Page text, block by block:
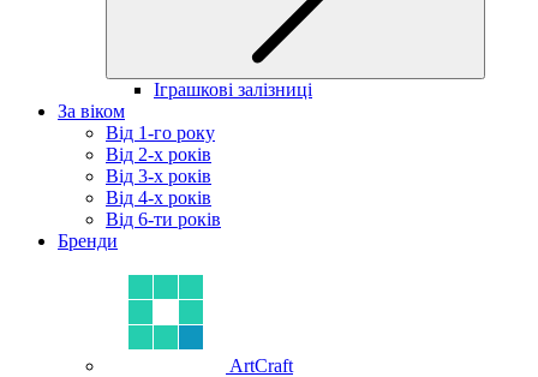
Іграшкові залізниці
За віком
Від 1-го року
Від 2-х років
Від 3-х років
Від 4-х років
Від 6-ти років
Бренди
ArtCraft